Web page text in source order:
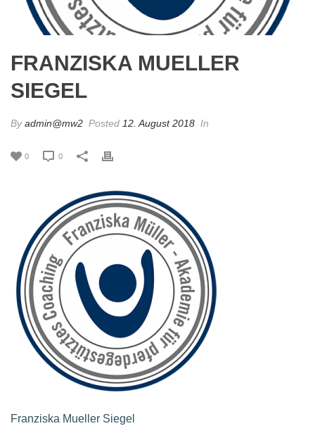
FRANZISKA MUELLER
SIEGEL
Byadmin@mw2 Posted 12. August 2018 In
0 0
Franziska Mueller Siegel